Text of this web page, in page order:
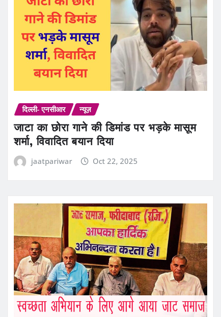
दिल्ली- एनसीआर न्यूज़
जाटा का छोरा गाने की डिमांड पर भड़के मासूम
शर्मा, विवादित बयान दिया
jaatpariwar Oct 22, 2025